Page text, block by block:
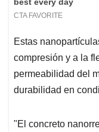
Estas
compresión y a la
permeabilidad del
durabilidad en
"El concreto